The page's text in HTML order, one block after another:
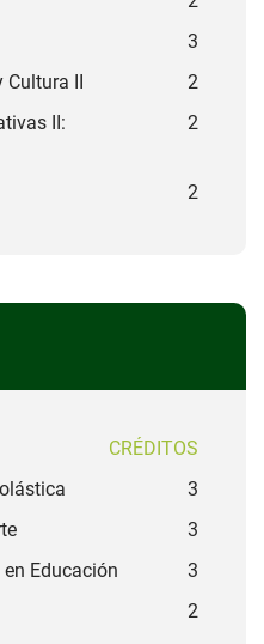
3
Cultura II
2
II:
2
2
CRÉDITOS
3
3
Educación
3
2